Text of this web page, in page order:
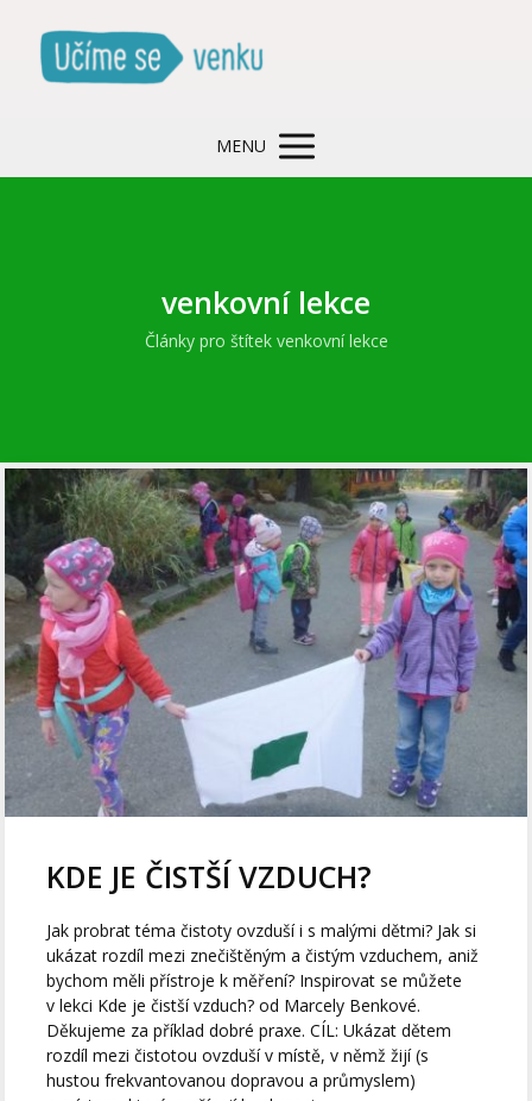
MENU
venkovní lekce
Články pro štítek venkovní lekce
KDE JE ČISTŠÍ VZDUCH?
Jak probrat téma čistoty ovzduší i s malými dětmi? Jak si
ukázat rozdíl mezi znečištěným a čistým vzduchem, aniž
bychom měli přístroje k měření? Inspirovat se můžete
v lekci Kde je čistší vzduch? od Marcely Benkové.
Děkujeme za příklad dobré praxe. CÍL: Ukázat dětem
rozdíl mezi čistotou ovzduší v místě, v němž žijí (s
hustou frekvantovanou dopravou a průmyslem)